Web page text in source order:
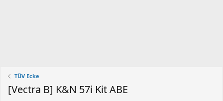
TÜV Ecke
[Vectra B] K&N 57i Kit ABE